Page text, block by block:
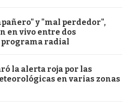
y "mal perdedor",
en vivo entre dos
radial
la alerta roja por las
en varias zonas